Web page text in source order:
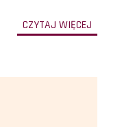
CZYTAJ WIĘCEJ-
przejdź
do